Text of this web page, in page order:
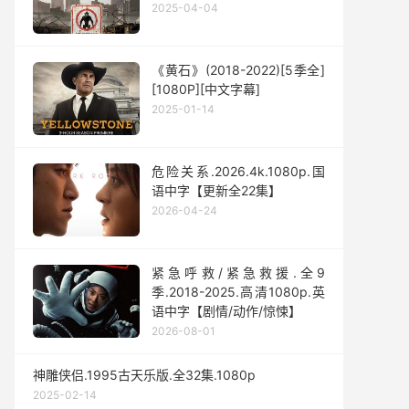
2025-04-04
《黄石》(2018-2022)[5季全]
[1080P][中文字幕]
2025-01-14
危险关系.2026.4k.1080p.国
语中字【更新全22集】
2026-04-24
紧急呼救/紧急救援.全9
季.2018-2025.高清1080p.英
语中字【剧情/动作/惊悚】
2026-08-01
神雕侠侣.1995古天乐版.全32集.1080p
2025-02-14